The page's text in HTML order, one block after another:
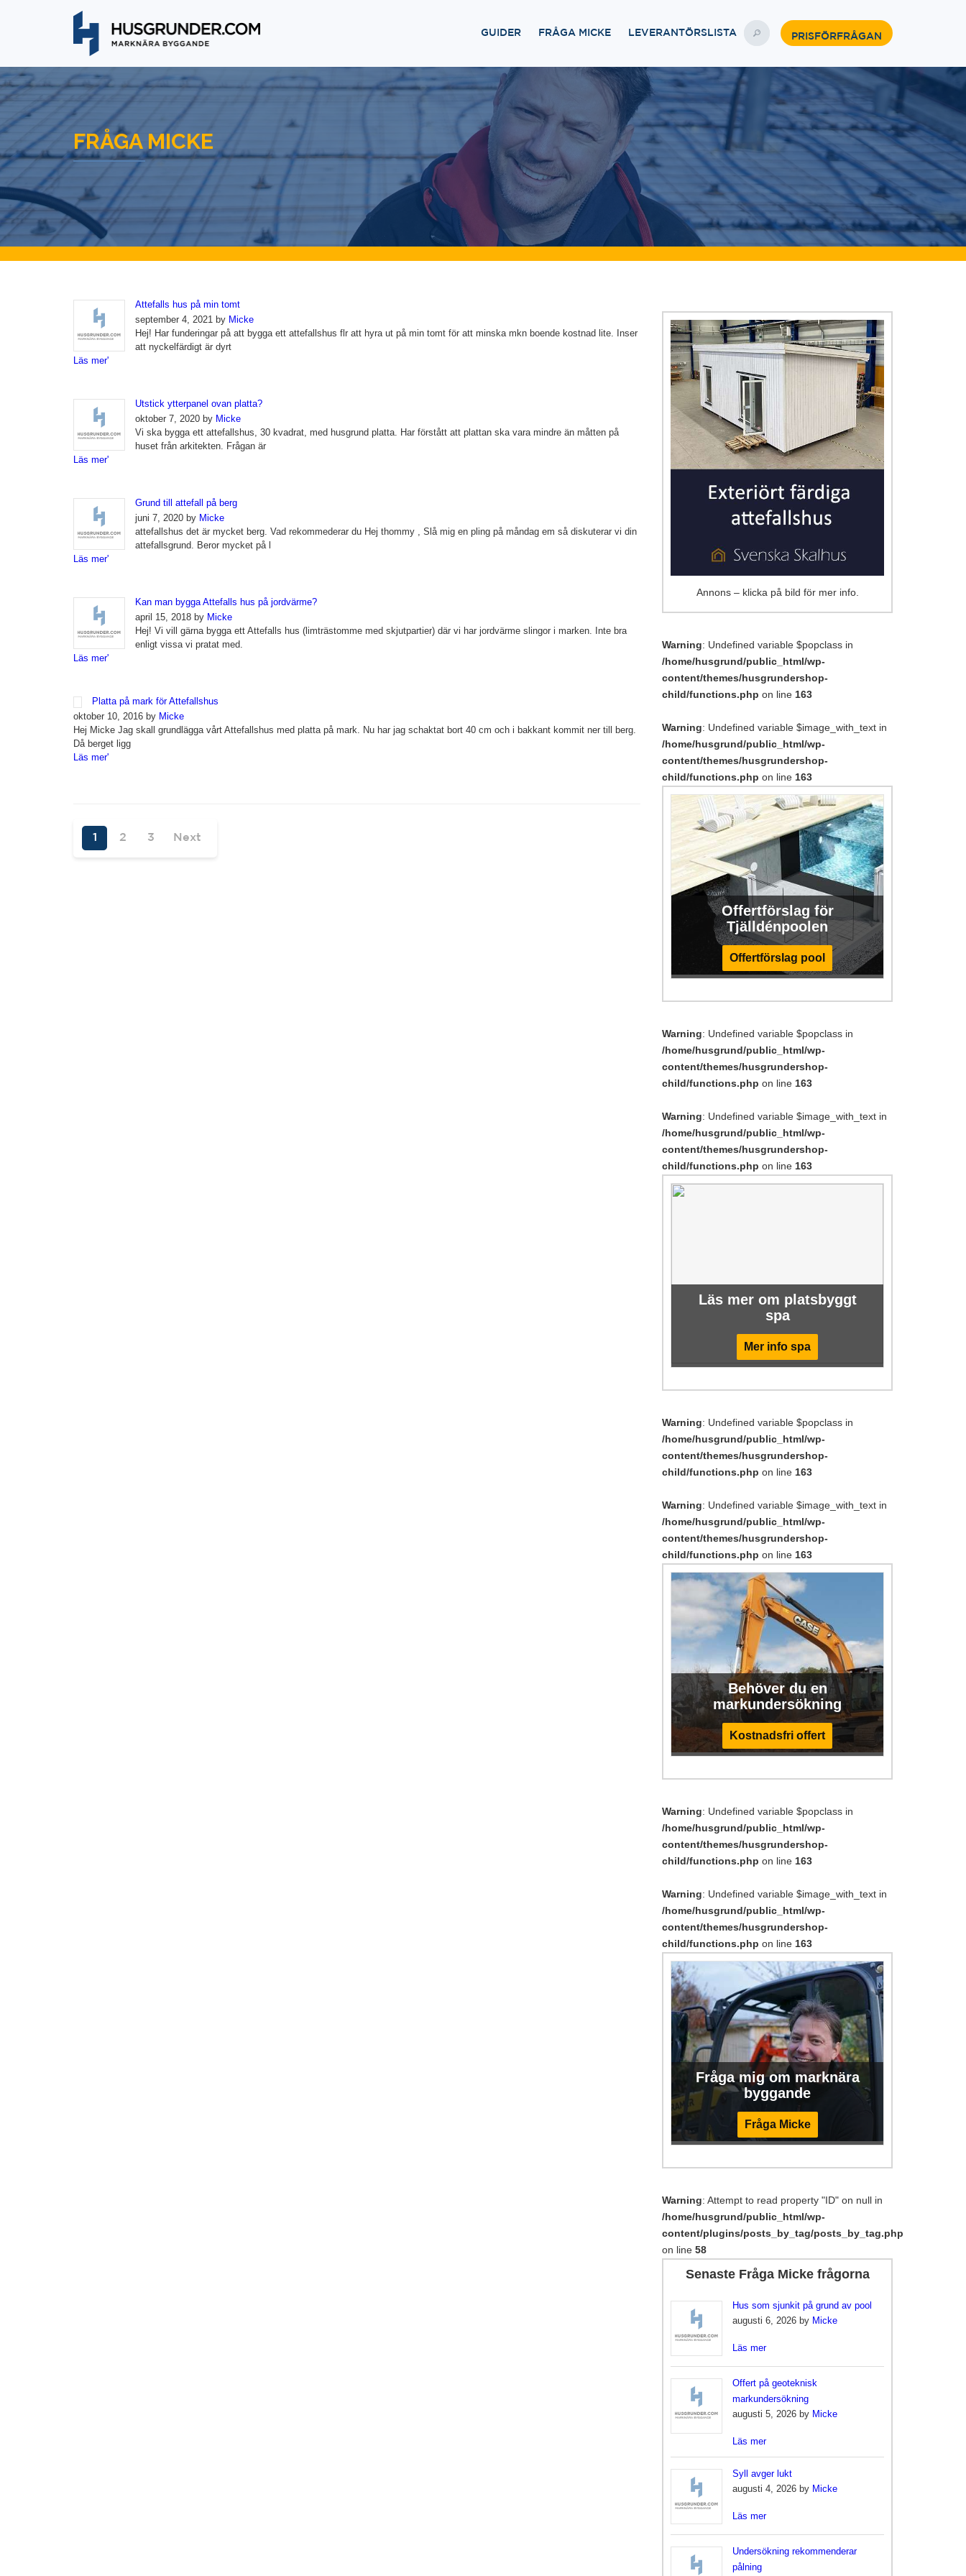
GUIDER FRÅGA MICKE LEVERANTÖRSLISTA PRISFÖRFRÅGAN
FRÅGA MICKE
Attefalls hus på min tomt
september 4, 2021 by Micke
Hej! Har funderingar på att bygga ett attefallshus flr att hyra ut på min tomt för att minska mkn boende kostnad lite. Inser
att nyckelfärdigt är dyrt
Läs mer'
Utstick ytterpanel ovan platta?
oktober 7, 2020 by Micke
Vi ska bygga ett attefallshus, 30 kvadrat, med husgrund platta. Har förstått att plattan ska vara mindre än måtten på
huset från arkitekten. Frågan är
Läs mer'
Grund till attefall på berg
juni 7, 2020 by Micke
attefallshus det är mycket berg. Vad rekommederar du Hej thommy , Slå mig en pling på måndag em så diskuterar vi din
attefallsgrund. Beror mycket på l
Läs mer'
Kan man bygga Attefalls hus på jordvärme?
april 15, 2018 by Micke
Hej! Vi vill gärna bygga ett Attefalls hus (limträstomme med skjutpartier) där vi har jordvärme slingor i marken. Inte bra
enligt vissa vi pratat med.
Läs mer'
Platta på mark för Attefallshus
oktober 10, 2016 by Micke
Hej Micke Jag skall grundlägga vårt Attefallshus med platta på mark. Nu har jag schaktat bort 40 cm och i bakkant kommit ner till berg.
Då berget ligg
Läs mer'
1 2 3 Next
Annons – klicka på bild för mer info.
Warning: Undefined variable $popclass in
/home/husgrund/public_html/wp-
content/themes/husgrundershop-
child/functions.php on line 163
Warning: Undefined variable $image_with_text in
/home/husgrund/public_html/wp-
content/themes/husgrundershop-
child/functions.php on line 163
Offertförslag för
Tjälldénpoolen
Offertförslag pool
Warning: Undefined variable $popclass in
/home/husgrund/public_html/wp-
content/themes/husgrundershop-
child/functions.php on line 163
Warning: Undefined variable $image_with_text in
/home/husgrund/public_html/wp-
content/themes/husgrundershop-
child/functions.php on line 163
Läs mer om platsbyggt
spa
Mer info spa
Warning: Undefined variable $popclass in
/home/husgrund/public_html/wp-
content/themes/husgrundershop-
child/functions.php on line 163
Warning: Undefined variable $image_with_text in
/home/husgrund/public_html/wp-
content/themes/husgrundershop-
child/functions.php on line 163
Behöver du en
markundersökning
Kostnadsfri offert
Warning: Undefined variable $popclass in
/home/husgrund/public_html/wp-
content/themes/husgrundershop-
child/functions.php on line 163
Warning: Undefined variable $image_with_text in
/home/husgrund/public_html/wp-
content/themes/husgrundershop-
child/functions.php on line 163
Fråga mig om marknära
byggande
Fråga Micke
Warning: Attempt to read property "ID" on null in
/home/husgrund/public_html/wp-
content/plugins/posts_by_tag/posts_by_tag.php
on line 58
Senaste Fråga Micke frågorna
Hus som sjunkit på grund av pool
augusti 6, 2026 by Micke
Läs mer
Offert på geoteknisk
markundersökning
augusti 5, 2026 by Micke
Läs mer
Syll avger lukt
augusti 4, 2026 by Micke
Läs mer
Undersökning rekommenderar
pålning